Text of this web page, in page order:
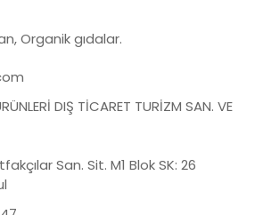
Organik gıdalar.
DIŞ TİCARET TURİZM SAN. VE
San. Sit. M1 Blok SK: 26